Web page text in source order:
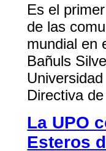
Es el
de las
mundial en
Bañuls
Directiva
La UPO
Esteros